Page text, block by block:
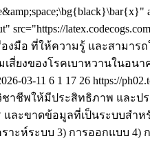
latex.codecogs.com/
องมือ ที่ให้ความรู้ และสามา
สี่ยงของโรคเบาหวานในอนา
03-11 6 1 17 26 https://
ชีพให้มีประสิทธิภาพ และปร
ะขาดข้อมูลที่เป็นระบบสำ
ะห์ระบบ 3) การออกแบบ 4)